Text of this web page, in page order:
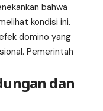
bahwa
kondisi ini.
domino yang
Pemerintah
dan